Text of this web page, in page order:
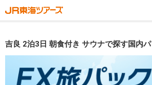
吉良 2泊3日 朝食付き サウナで探す国内